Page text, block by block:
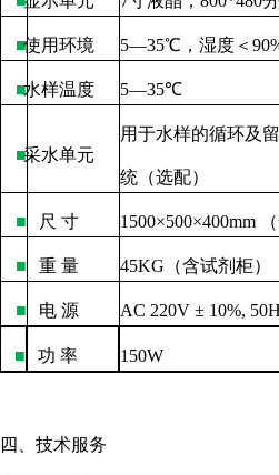
■使用环境 5—35℃，湿度＜
■水样温度 5—35℃
■采水单元
用于水样的循环及
统（选配）
■ 尺 寸 1500×500×400mm
■ 重 量 45KG （含试剂柜）
■ 电 源 AC 220V ± 10%,
■ 功 率 150W
四、技术服务